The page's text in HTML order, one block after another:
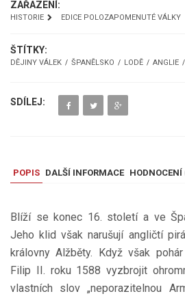
ZAŘAZENÍ:
HISTORIE EDICE POLOZAPOMENUTÉ VÁLKY
ŠTÍTKY:
DĚJINY VÁLEK ŠPANĚLSKO LODĚ ANGLIE
SDÍLEJ:
POPIS DALŠÍ INFORMACE HODNOCENÍ
Blíží se konec 16. století a ve
Jeho klid však narušují angličtí
královny Alžběty. Když však
Filip II. roku 1588 vyzbrojit
vlastních slov „neporazitelnou